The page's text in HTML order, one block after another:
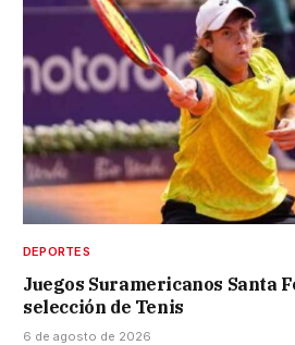
DEPORTES
Juegos Suramericanos Santa
selección de Tenis
6 de agosto de 2026